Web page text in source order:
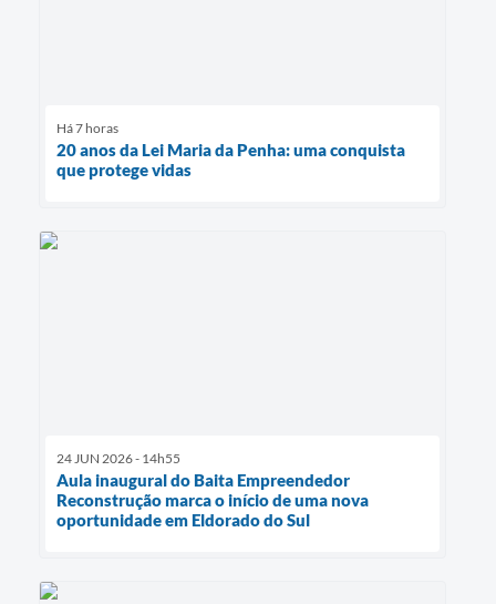
Há 7 horas
20 anos da Lei Maria da Penha: uma conquista
que protege vidas
24 JUN 2026 - 14h55
Aula inaugural do Baita Empreendedor
Reconstrução marca o início de uma nova
oportunidade em Eldorado do Sul